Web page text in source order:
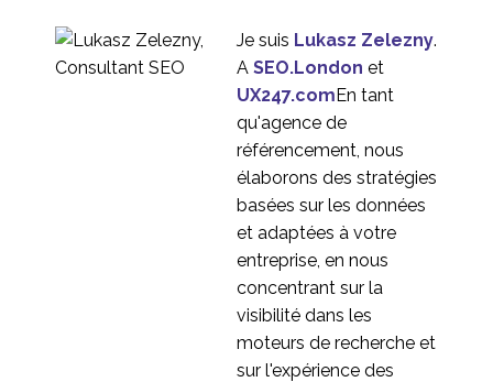
refonte de son site web
Débloquer la recherche
internationale sur les
utilisateurs : Les points
de vue des chercheurs
2
26 septembre 2023
Refonte du méga
menu d'un détaillant
4
Examen par un expert
d'un chatbot de
marque Royaume-Uni1
Comment développer
votre capacité de
recherche UX ?
6
Je suis Lukasz Zelezny.
A SEO.London et
UX247.comEn tant
qu'agence de
référencement, nous
élaborons des stratégies
basées sur les données
et adaptées à votre
entreprise, en nous
concentrant sur la
visibilité dans les
moteurs de recherche et
sur l'expérience des